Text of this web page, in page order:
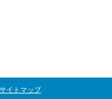
サイトマップ